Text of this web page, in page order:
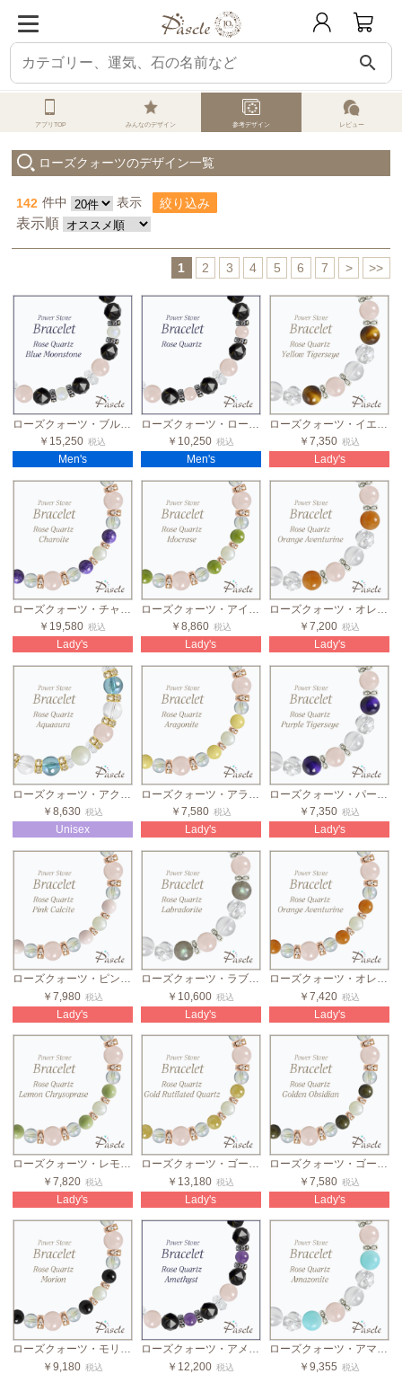
search
パスクル オーダーメイド 参考デザイン一覧
アプリTOP みんなのデザイン 参考デザイン レビュー
ローズクォーツのデザイン一覧
142 件中 表示 絞り込み
表示順
1 2 3 4 5 6 7 > >>
ローズクォーツ・ブルームーンストーン メンズブラックスピネルブレスレット
￥15,250 税込
Men's
ローズクォーツ・ローズクォーツ メンズブラックスピネルブレスレット
￥10,250 税込
Men's
ローズクォーツ・イエロータイガーアイ 2カラーレディースブレスレット
￥7,350 税込
Lady's
￥19,580 税込
Lady's
￥8,860 税込
Lady's
￥7,200 税込
Lady's
￥8,630 税込
Unisex
￥7,580 税込
Lady's
￥7,350 税込
Lady's
ローズクォーツ・ピンクカルサイト レディース誕生石ブレスレット
￥7,980 税込
Lady's
ローズクォーツ・ラブラドライト 2カラーレディースブレスレット
￥10,600 税込
Lady's
ローズクォーツ・オレンジアベンチュリン レディース誕生石ブレスレット
￥7,420 税込
Lady's
ローズクォーツ・レモンクリソプレーズ レディース誕生石ブレスレット
￥7,820 税込
Lady's
ローズクォーツ・ゴールドルチルクォーツ レディース誕生石ブレスレット
￥13,180 税込
Lady's
ローズクォーツ・ゴールデンオブシディアン レディース誕生石ブレスレット
￥7,580 税込
Lady's
ローズクォーツ・モリオン レディース誕生石ブレスレット
￥9,180 税込
ローズクォーツ・アメジスト メンズブラックスピネルブレスレット
￥12,200 税込
ローズクォーツ・アマゾナイト 2カラーレディースブレスレット
￥9,355 税込